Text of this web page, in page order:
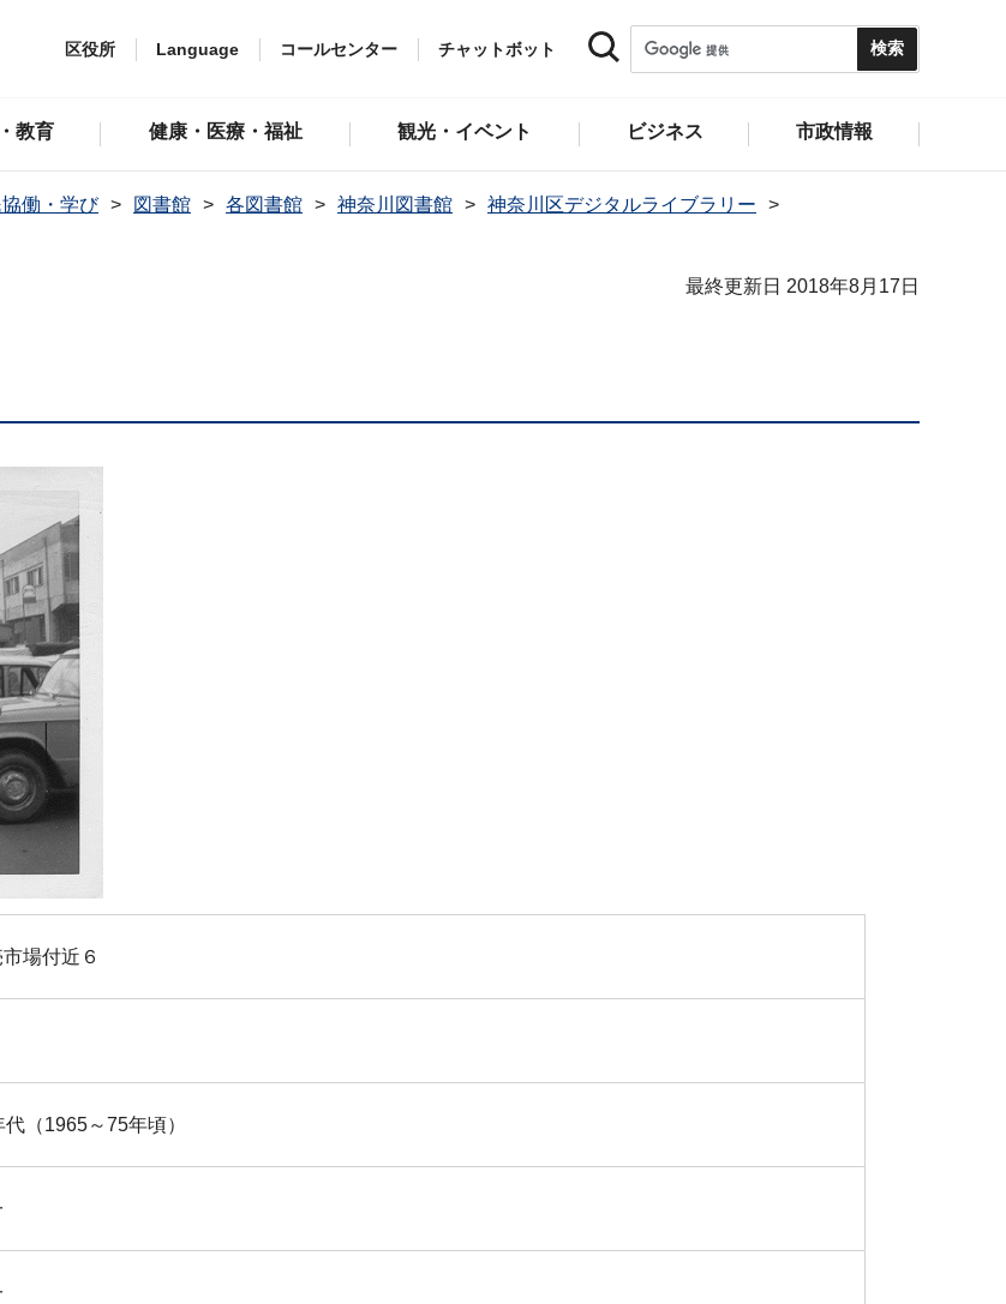
区役所 Language コールセンター チャットボット
教育 健康・医療・福祉 観光・イベント ビジネス 市政情報
働・学び 図書館 各図書館 神奈川図書館
神奈川区デジタルライブラリー
最終更新日 2018年8月17日
場付近６
（1965～75年頃）